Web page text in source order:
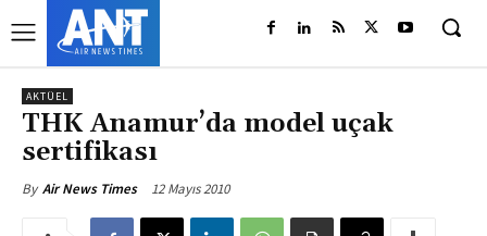
AKTÜEL
THK Anamur’da model uçak
sertifikası
By Air News Times 12 Mayıs 2010